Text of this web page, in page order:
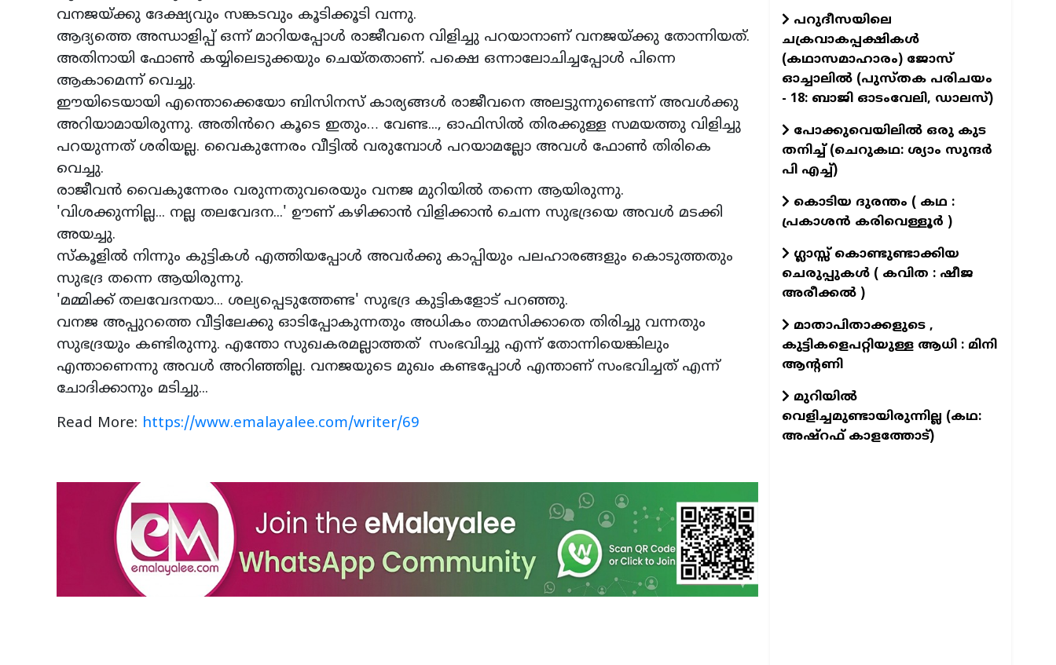
വനജയ്ക്കു ദേക്ഷ്യവും സങ്കടവും കൂടിക്കൂടി വന്നു.
ആദ്യത്തെ അന്ധാളിപ്പ് ഒന്ന് മാറിയപ്പോൾ രാജീവനെ വിളിച്ചു പറയാനാണ് വനജയ്ക്കു തോന്നിയത്.
അതിനായി ഫോൺ കയ്യിലെടുക്കയും ചെയ്തതാണ്. പക്ഷെ ഒന്നാലോചിച്ചപ്പോൾ പിന്നെ
ആകാമെന്ന് വെച്ചു.
ഈയിടെയായി എന്തൊക്കെയോ ബിസിനസ് കാര്യങ്ങൾ രാജീവനെ അലട്ടുന്നുണ്ടെന്ന് അവൾക്കു
അറിയാമായിരുന്നു. അതിൻറെ കൂടെ ഇതും… വേണ്ട..., ഓഫിസിൽ തിരക്കുള്ള സമയത്തു വിളിച്ചു
പറയുന്നത് ശരിയല്ല. വൈകുന്നേരം വീട്ടിൽ വരുമ്പോൾ പറയാമല്ലോ അവൾ ഫോൺ തിരികെ
വെച്ചു.
രാജീവൻ വൈകുന്നേരം വരുന്നതുവരെയും വനജ മുറിയിൽ തന്നെ ആയിരുന്നു.
'വിശക്കുന്നില്ല... നല്ല തലവേദന...' ഊണ് കഴിക്കാൻ വിളിക്കാൻ ചെന്ന സുഭദ്രയെ അവൾ മടക്കി
അയച്ചു.
സ്‌കൂളിൽ നിന്നും കുട്ടികൾ എത്തിയപ്പോൾ അവർക്കു കാപ്പിയും പലഹാരങ്ങളും കൊടുത്തതും
സുഭദ്ര തന്നെ ആയിരുന്നു.
'മമ്മിക്ക് തലവേദനയാ... ശല്യപ്പെടുത്തേണ്ട' സുഭദ്ര കുട്ടികളോട് പറഞ്ഞു.
വനജ അപ്പുറത്തെ വീട്ടിലേക്കു ഓടിപ്പോകുന്നതും അധികം താമസിക്കാതെ തിരിച്ചു വന്നതും
സുഭദ്രയും കണ്ടിരുന്നു. എന്തോ സുഖകരമല്ലാത്തത് സംഭവിച്ചു എന്ന് തോന്നിയെങ്കിലും
എന്താണെന്നു അവൾ അറിഞ്ഞില്ല. വനജയുടെ മുഖം കണ്ടപ്പോൾ എന്താണ് സംഭവിച്ചത് എന്ന്
ചോദിക്കാനും മടിച്ചു...
Read More: https://www.emalayalee.com/writer/69
പറുദീസയിലെ
ചക്രവാകപ്പക്ഷികൾ
(കഥാസമാഹാരം) ജോസ്
ഓച്ചാലിൽ (പുസ്തക പരിചയം
- 18: ബാജി ഓടംവേലി, ഡാലസ്)
പോക്കുവെയിലിൽ ഒരു കുട
തനിച്ച് (ചെറുകഥ: ശ്യാം സുന്ദര്‍
പി എച്ച്)
കൊടിയ ദുരന്തം ( കഥ :
പ്രകാശൻ കരിവെള്ളൂർ )
ഗ്ലാസ്സ് കൊണ്ടുണ്ടാക്കിയ
ചെരുപ്പുകൾ ( കവിത : ഷീജ
അരീക്കൽ )
മാതാപിതാക്കളുടെ ,
കുട്ടികളെപറ്റിയുള്ള ആധി : മിനി
ആന്റണി
മുറിയിൽ
വെളിച്ചമുണ്ടായിരുന്നില്ല (കഥ:
അഷ്റഫ് കാളത്തോട്)